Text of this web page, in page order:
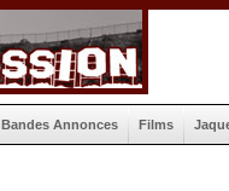
Bandes Annonces Films